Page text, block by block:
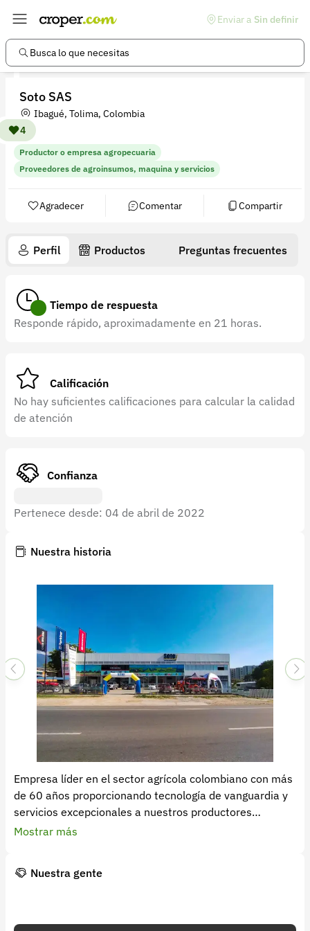
Enviar a Sin definir
Busca lo que necesitas
4
Soto SAS
Ibagué, Tolima, Colombia
Productor o empresa agropecuaria
Proveedores de agroinsumos, maquina y servicios
Agradecer Comentar Compartir
Perfil Productos Preguntas frecuentes
Tiempo de respuesta
Responde rápido, aproximadamente en 21 horas.
Calificación
No hay suficientes calificaciones para calcular la calidad
de atención
Confianza
Pertenece desde: 04 de abril de 2022
Nuestra historia
Empresa líder en el sector agrícola colombiano con más
de 60 años proporcionando tecnología de vanguardia y
servicios excepcionales a nuestros productores
agropecuarios en diversas disciplinas. Nuestros equipos
calidad y
la innovación y la fabricación de repuestos,
Mostrar más
Nuestra gente
Enlaces de interés
Preguntas frecuentes
Ayuda
Información legal
Términos y condiciones
Política de privacidad
Registrarse
Recuperar contraseña
Soporte
+57 323 2931928
contacto@croper.com
Versión 5.43.2